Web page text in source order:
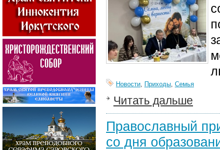
Новости, Приходы, Семья
Читать дальше
Православный
со дня